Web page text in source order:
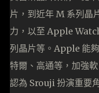
片，到近年 M 系列晶
力，以至 Apple
列晶片等。Apple 能
特爾、高通等，加強
認為 Srouji 扮演重要